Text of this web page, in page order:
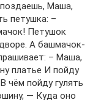
Маша,
петушка: –
Петушок
А башмачок-
– Маша,
платье И пойду
чём пойду гулять
— Куда оно